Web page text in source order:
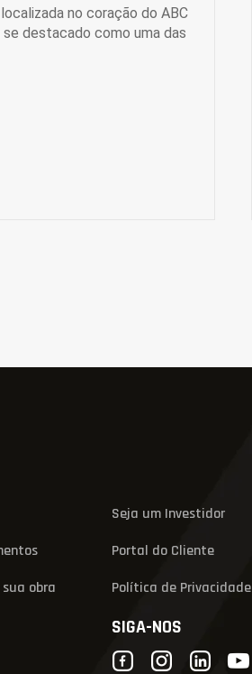
no coração do ABC
destacado como uma das
obra
Seja um Investidor
Portal do Cliente
Política de Privacidade
SIGA-NOS